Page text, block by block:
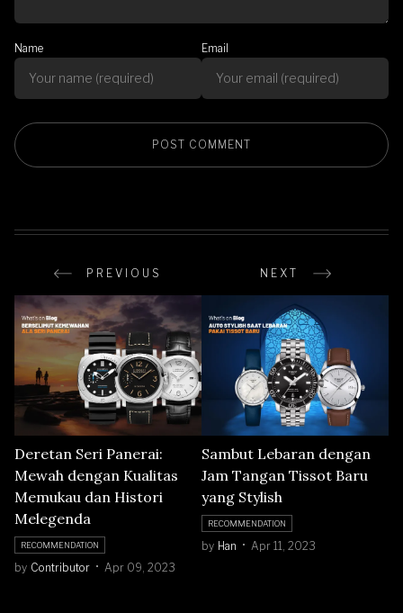
Name Email
PREVIOUS NEXT
Deretan Seri Panerai:
Mewah dengan Kualitas
Memukau dan Histori
Melegenda
RECOMMENDATION
by Contributor Apr 09, 2023
Sambut Lebaran dengan
Jam Tangan Tissot Baru
yang Stylish
RECOMMENDATION
by Han Apr 11, 2023